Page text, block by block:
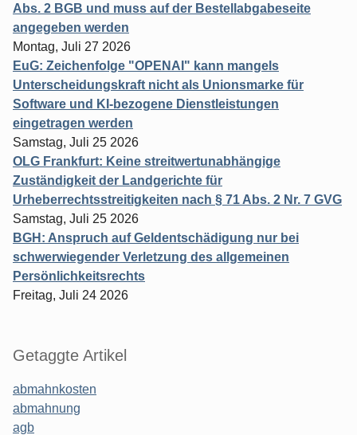
Abs. 2 BGB und muss auf der Bestellabgabeseite
angegeben werden
Montag, Juli 27 2026
EuG: Zeichenfolge "OPENAI" kann mangels
Unterscheidungskraft nicht als Unionsmarke für
Software und KI-bezogene Dienstleistungen
eingetragen werden
Samstag, Juli 25 2026
OLG Frankfurt: Keine streitwertunabhängige
Zuständigkeit der Landgerichte für
Urheberrechtsstreitigkeiten nach § 71 Abs. 2 Nr. 7 GVG
Samstag, Juli 25 2026
BGH: Anspruch auf Geldentschädigung nur bei
schwerwiegender Verletzung des allgemeinen
Persönlichkeitsrechts
Freitag, Juli 24 2026
Getaggte Artikel
abmahnkosten
abmahnung
agb